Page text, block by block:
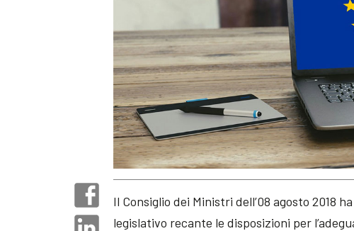
Il Consiglio dei Ministri dell’08 agosto 2018
legislativo recante le disposizioni per